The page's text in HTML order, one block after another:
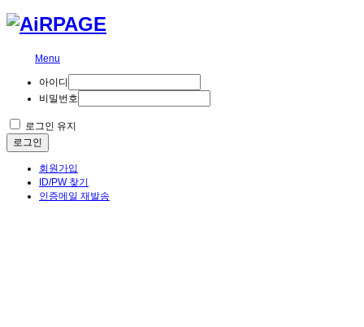
Menu
아이디
비밀번호
로그인 유지
로그인
회원가입
ID/PW 찾기
인증메일 재발송